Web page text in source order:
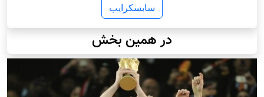
سابسکرایب
در همین بخش